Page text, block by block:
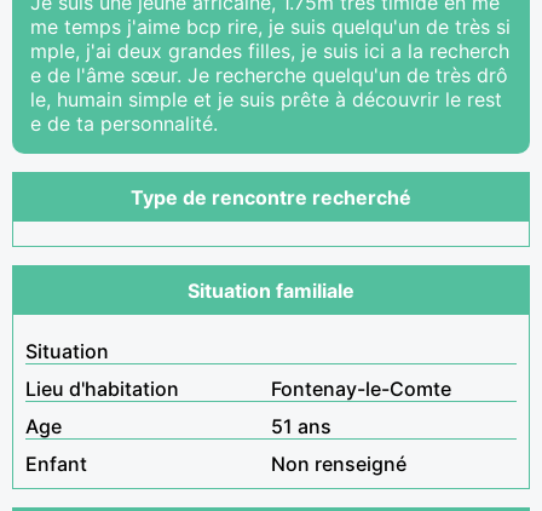
me temps j'aime bcp rire, je suis quelqu'un de très si
mple, j'ai deux grandes filles, je suis ici a la recherch
e de l'âme sœur. Je recherche quelqu'un de très drô
le, humain simple et je suis prête à découvrir le rest
e de ta personnalité.
Type de rencontre recherché
Situation familiale
Situation
Lieu d'habitation
Fontenay-le-Comte
Age
51 ans
Enfant
Non renseigné